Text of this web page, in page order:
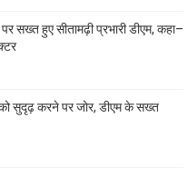
सख्त हुए सीतामढ़ी प्रभारी डीएम, कहा–
सुदृढ़ करने पर जोर, डीएम के सख्त